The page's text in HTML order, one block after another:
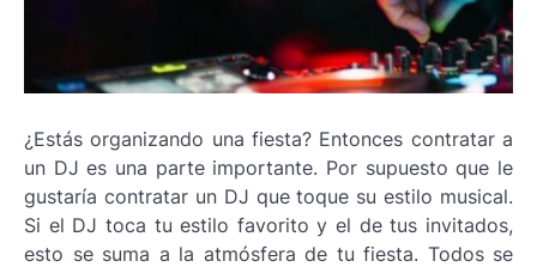
¿Estás organizando una fiesta? Entonces contratar a
un DJ es una parte importante. Por supuesto que le
gustaría contratar un DJ que toque su estilo musical.
Si el DJ toca tu estilo favorito y el de tus invitados,
esto se suma a la atmósfera de tu fiesta. Todos se